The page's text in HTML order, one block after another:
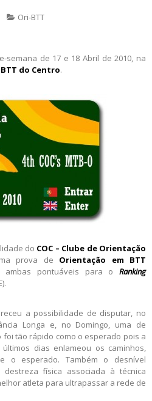
Ori-BTT
semana de 17 e 18 Abril de 2010, na
BTT do Centro.
do COC – Clube de Orientação
prova de Orientação em BTT
ambas pontuáveis para o Ranking
a possibilidade de disputar, no
Longa e, no Domingo, uma de
foi tão rápido como o esperado pois a
dias enlameou os caminhos,
o esperado. Também o desnível
física associada à técnica
atleta para ultrapassar a rede de